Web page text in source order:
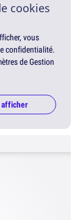
cookies
vous
confidentialité.
de Gestion
afficher